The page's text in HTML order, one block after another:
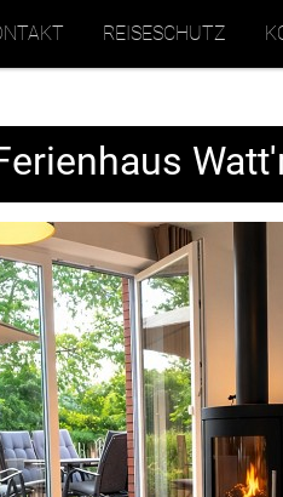
REISESCHUTZ